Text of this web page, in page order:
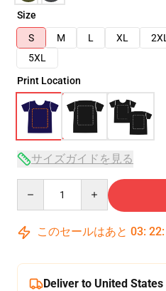
Size
S
M L XL 2XL
5XL
Print Location
サイズガイドを見る
このセールはあと 03: 22:
Deliver to United States